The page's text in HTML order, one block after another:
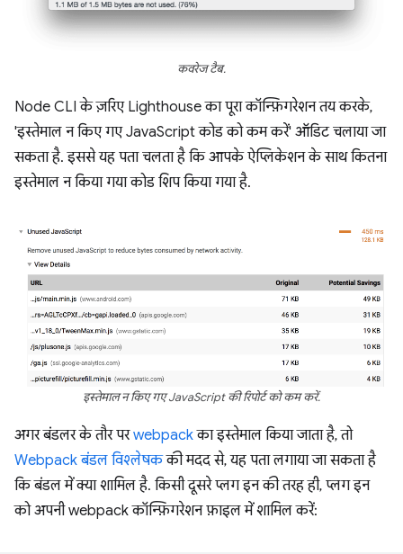
कवरेज टैब.
Node CLI के ज़रिए Lighthouse का पूरा कॉन्फ़िगरेशन तय करके,
'इस्तेमाल न किए गए JavaScript कोड को कम करें' ऑडिट चलाया जा
सकता है. इससे यह पता चलता है कि आपके ऐप्लिकेशन के साथ कितना
इस्तेमाल न किया गया कोड शिप किया गया है.
इस्तेमाल न किए गए JavaScript की रिपोर्ट को कम करें.
अगर बंडलर के तौर परwebpackका इस्तेमाल किया जाता है, तो
Webpack बंडल विश्लेषककी मदद से, यह पता लगाया जा सकता है
कि बंडल में क्या शामिल है. किसी दूसरे प्लग इन की तरह ही, प्लग इन
को अपनी webpack कॉन्फ़िगरेशन फ़ाइल में शामिल करें: